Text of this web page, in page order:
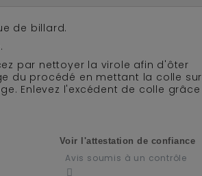
de billard.
par nettoyer la virole afin d'ôter
du procédé en mettant la colle sur
Enlevez l'excédent de colle grâce
Voir l'attestation de confiance
Avis soumis à un contrôle